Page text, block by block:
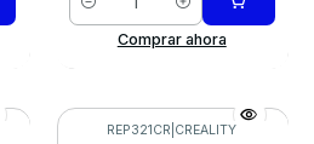
Cantidad
Comprar ahora
REP321CR CREALITY